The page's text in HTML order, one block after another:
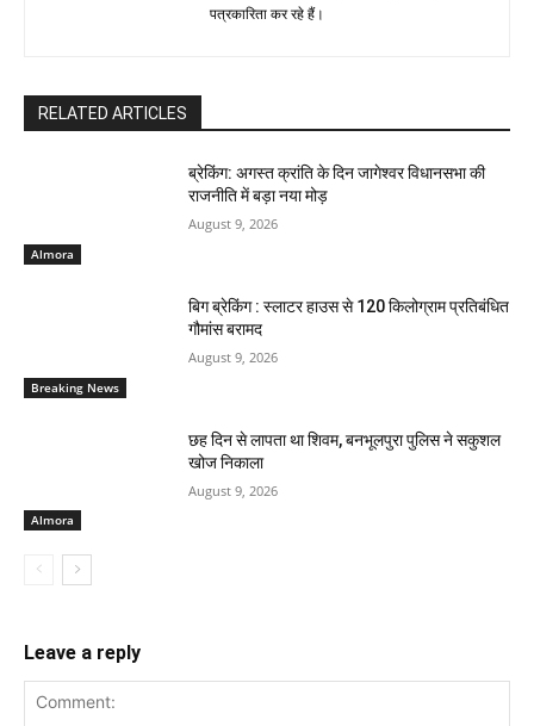
पत्रकारिता कर रहे हैं।
RELATED ARTICLES
Almora
ब्रेकिंग: अगस्त क्रांति के दिन जागेश्वर विधानसभा की
राजनीति में बड़ा नया मोड़
August 9, 2026
Breaking News
बिग ब्रेकिंग : स्लाटर हाउस से 120 किलोग्राम प्रतिबंधित
गौमांस बरामद
August 9, 2026
Almora
छह दिन से लापता था शिवम, बनभूलपुरा पुलिस ने सकुशल
खोज निकाला
August 9, 2026
Leave a reply